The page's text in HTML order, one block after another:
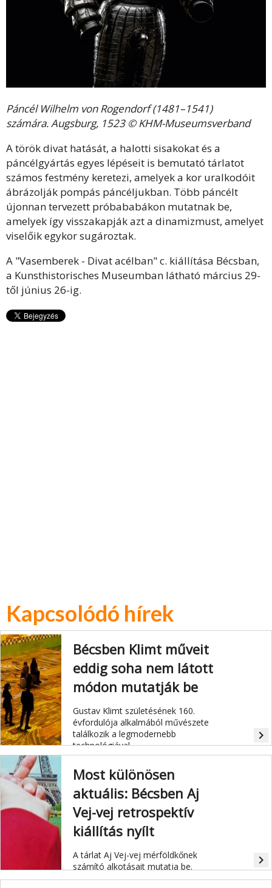
Páncél Wilhelm von Rogendorf (1481–1541)
számára. Augsburg, 1523 © KHM-Museumsverband
A török divat hatását, a halotti sisakokat és a
páncélgyártás egyes lépéseit is bemutató tárlatot
számos festmény keretezi, amelyek a kor uralkodóit
ábrázolják pompás páncéljukban. Több páncélt
újonnan tervezett próbababákon mutatnak be,
amelyek így visszakapják azt a dinamizmust, amelyet
viselőik egykor sugároztak.
A "Vasemberek - Divat acélban" c. kiállítása Bécsban,
a Kunsthistorisches Museumban látható március 29-
től június 26-ig.
Kapcsolódó hírek
Bécsben Klimt műveit
eddig soha nem látott
módon mutatják be
Gustav Klimt születésének 160.
évfordulója alkalmából művészete
találkozik a legmodernebb
technológiával.
navigate_next
Most különösen
aktuális: Bécsben Aj
Vej-vej retrospektív
kiállítás nyílt
A tárlat Aj Vej-vej mérföldkőnek
számító alkotásait mutatja be.
navigate_next